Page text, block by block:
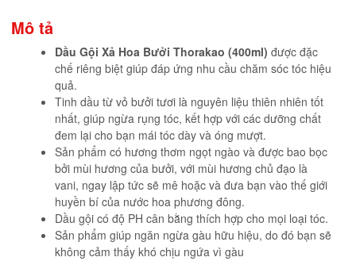
Mô tả
Dầu Gội Xả Hoa Bưởi Thorakao (400ml) được đặc
chế riêng biệt giúp đáp ứng nhu cầu chăm sóc tóc hiệu
quả.
Tinh dầu từ vỏ bưởi tươi là nguyên liệu thiên nhiên tốt
nhất, giúp ngừa rụng tóc, kết hợp với các dưỡng chất
đem lại cho bạn mái tóc dày và óng mượt.
Sản phẩm có hương thơm ngọt ngào và được bao bọc
bởi mùi hương của bưởi, với mùi hương chủ đạo là
vani, ngay lập tức sẽ mê hoặc và đưa bạn vào thế giới
huyền bí của nước hoa phương đông.
Dầu gội có độ PH cân bằng thích hợp cho mọi loại tóc.
Sản phẩm giúp ngăn ngừa gàu hữu hiệu, do đó bạn sẽ
không cảm thấy khó chịu ngứa vì gàu